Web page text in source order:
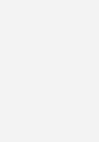
So
Kollektorfläche
auf,
fordert der